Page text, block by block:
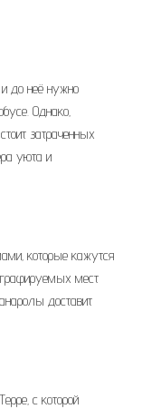
до неё нужно
Однако‚
затраченных
уюта и
которые кажутся
мест
доставит
с которой